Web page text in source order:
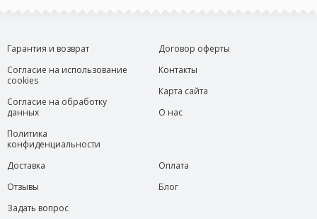
Гарантия и возврат
Согласие на использование
cookies
Согласие на обработку
данных
Политика
конфиденциальности
Договор оферты
Контакты
Карта сайта
О нас
Доставка
Отзывы
Задать вопрос
Оплата
Блог